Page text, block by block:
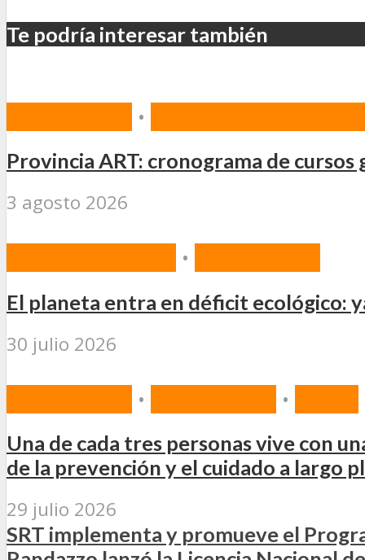
Te podría interesar también
•
Provincia ART: cronograma de
3 agosto 2026
•
El planeta entra en déficit ecológico:
30 julio 2026
• •
Una de cada tres personas vive con
de la prevención y el cuidado a largo
29 julio 2026
SRT implementa y promueve el